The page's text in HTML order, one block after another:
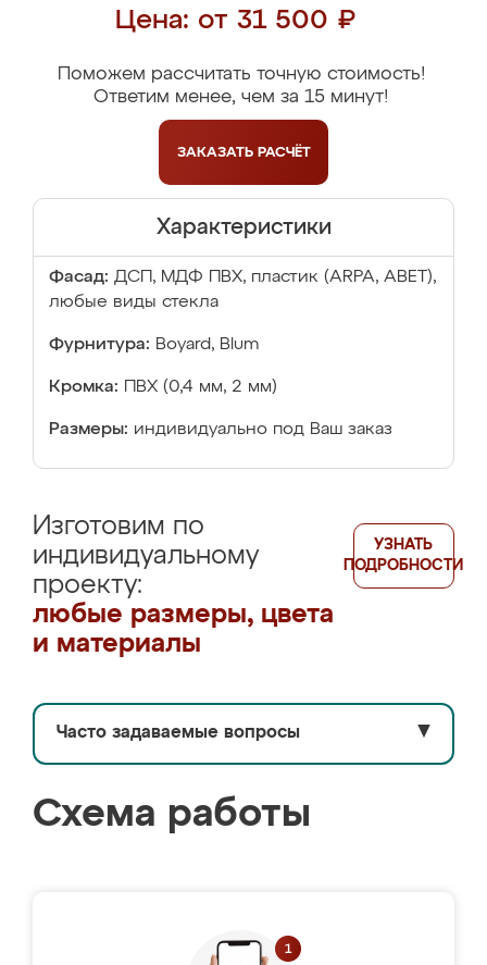
Цена: от 31 500 ₽
Поможем рассчитать точную стоимость!
Ответим менее, чем за 15 минут!
ЗАКАЗАТЬ РАСЧЁТ
Характеристики
Фасад: ДСП, МДФ ПВХ, пластик (ARPA, ABET),
любые виды стекла
Фурнитура: Boyard, Blum
Кромка: ПВХ (0,4 мм, 2 мм)
Размеры: индивидуально под Ваш заказ
Изготовим по
индивидуальному
проекту:
любые размеры, цвета
и материалы
УЗНАТЬ
ПОДРОБНОСТИ
Часто задаваемые вопросы ▼
Схема работы